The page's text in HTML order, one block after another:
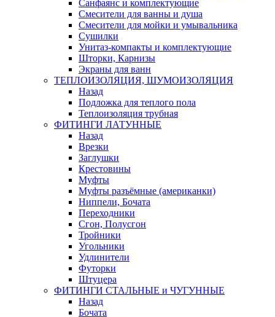
Санфаянс и комплектующие
Смесители для ванны и душа
Смесители для мойки и умывальника
Сушилки
Унитаз-компакты и комплектующие
Шторки, Карнизы
Экраны для ванн
ТЕПЛОИЗОЛЯЦИЯ, ШУМОИЗОЛЯЦИЯ
Назад
Подложка для теплого пола
Теплоизоляция трубная
ФИТИНГИ ЛАТУННЫЕ
Назад
Врезки
Заглушки
Крестовины
Муфты
Муфты разъёмные (американки)
Ниппели, Бочата
Переходники
Сгон, Полусгон
Тройники
Угольники
Удлинители
Футорки
Штуцера
ФИТИНГИ СТАЛЬНЫЕ и ЧУГУННЫЕ
Назад
Бочата